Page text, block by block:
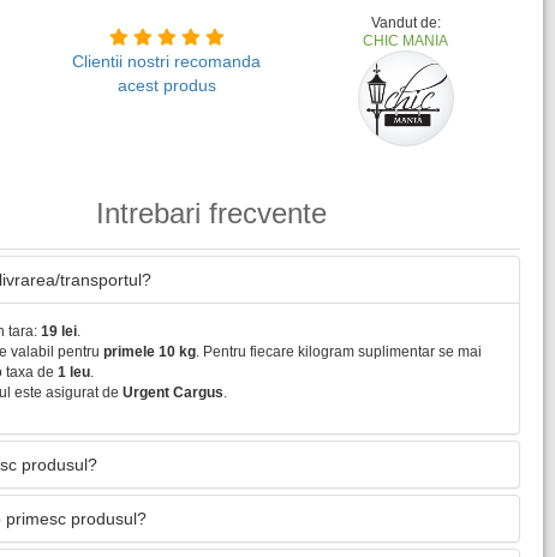
Clientii nostri recomanda
acest produs
Vandut de:
CHIC MANIA
Intrebari frecvente
transportul?
tara: 19 lei.
valabil pentru primele 10 kg. Pentru fiecare kilogram suplimentar se mai
taxa de 1 leu.
este asigurat de Urgent Cargus.
produsul?
primesc produsul?